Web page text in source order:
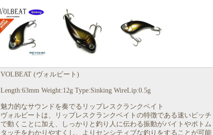
VOLBEAT (ヴォルビート)
Length:63mm Weight:12g Type:Sinking WireLip:0.5g
魅力的なサウンドを奏でるリップレスクランクベイト
ヴォルビートは、リップレスクランクベイトの特徴である速いピッチ
で動くことに加え、しっかりと釣り人に伝わる振動がバイトやボトム
タッチをわかりやすくし、よりセンシティブな釣りをすることが可能